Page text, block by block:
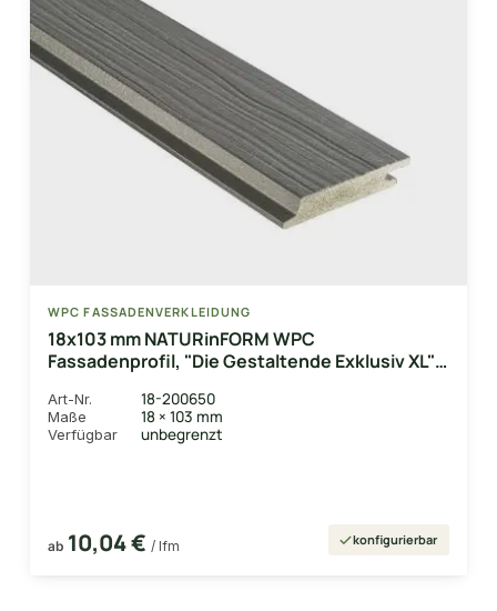
WPC FASSADENVERKLEIDUNG
18x103 mm NATURinFORM WPC
Fassadenprofil, "Die Gestaltende Exklusiv XL"
Dolomitgrau, Deckmaß: 99mm
Art-Nr. 18-200650
Maße 18 × 103 mm
Verfügbar unbegrenzt
ab 10,04 € / lfm konfigurierbar